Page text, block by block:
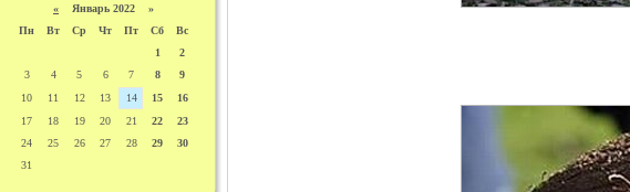
« Январь 2022 »
Пн
Вт Ср Чт Пт Сб
Вс
1
2
3
4 5 6 7 8
9
10
11 12 13 14 15
16
17
18 19 20 21 22
23
24
25 26 27 28 29
30
31